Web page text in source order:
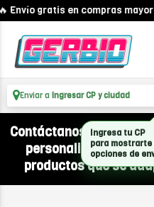
Envío gratis en compras
Enviar a Ingresar CP y ciudad
Contáctanos por
personalizado para
productos que se
Ingresa tu CP
para mostrarte
opciones de